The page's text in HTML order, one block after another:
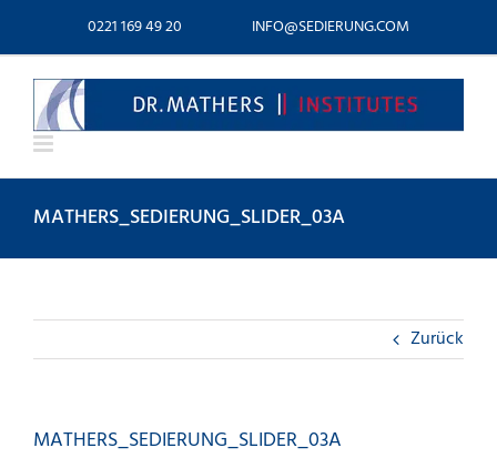
0221 169 49 20 INFO@SEDIERUNG.COM
MATHERS_SEDIERUNG_SLIDER_03A
Zurück
MATHERS_SEDIERUNG_SLIDER_03A